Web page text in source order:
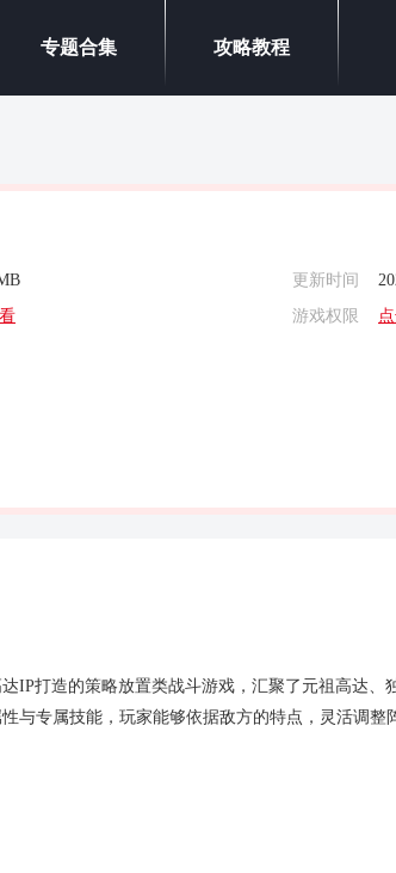
专题合集 攻略教程
更新时间
游戏权限
IP打造的策略放置类战斗游戏，汇聚了元祖高达、
与专属技能，玩家能够依据敌方的特点，灵活调整